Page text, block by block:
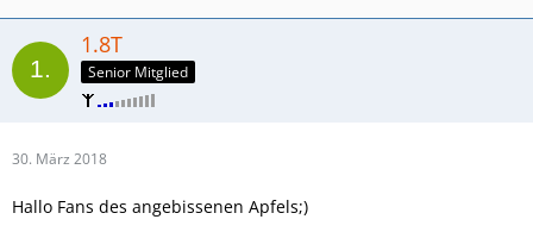
1.8T
Senior Mitglied
30. März 2018
Hallo Fans des angebissenen Apfels;)